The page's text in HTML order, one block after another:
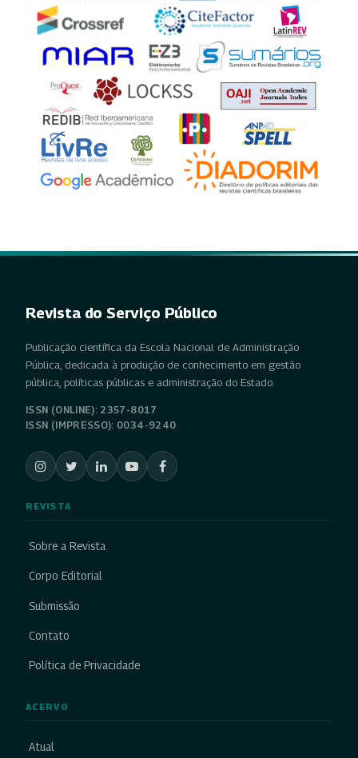
Revista do Serviço Público
Publicação científica da Escola Nacional de Administração
Pública, dedicada à produção de conhecimento em gestão
pública, políticas públicas e administração do Estado.
ISSN (ONLINE): 2357-8017
ISSN (IMPRESSO): 0034-9240
REVISTA
Sobre a Revista
Corpo Editorial
Submissão
Contato
Política de Privacidade
ACERVO
Atual